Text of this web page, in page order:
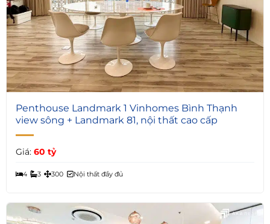
2
Penthouse Landmark 1 Vinhomes Bình Thạnh
view sông + Landmark 81, nội thất cao cấp
Giá: 60 tỷ
4 3 300 Nội thất đầy đủ